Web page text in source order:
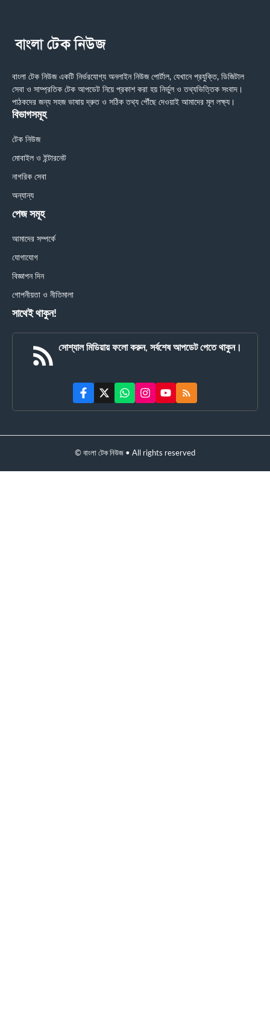
বাংলা টেক নিউজ একটি নির্ভরযোগ্য অনলাইন নিউজ পোর্টাল, যেখানে প্রযুক্তি, ডিজিটাল
সেবা ও সাম্প্রতিক টেক আপডেট নিয়ে প্রকাশ করা হয় নির্ভুল ও তথ্যভিত্তিক সংবাদ।
পাঠকদের জন্য সহজ ভাষায় দ্রুত ও সঠিক তথ্য পৌঁছে দেওয়াই আমাদের মূল লক্ষ্য।
বিভাগসমূহ
টেক নিউজ
মোবাইল ও ইন্টারনেট
নাগরিক সেবা
অন্যান্য
পেজ সমূহ
আমাদের সম্পর্কে
যোগাযোগ
বিজ্ঞাপন দিন
গোপনীয়তা ও নীতিমালা
সাথেই থাকুন!
সোশ্যাল মিডিয়ায় ফলো করুন, সর্বশেষ আপডেট পেতে থাকুন।
© বাংলা টেক নিউজ • All rights reserved